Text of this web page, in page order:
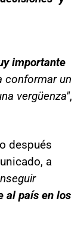
importante
conformar un
vergüenza",
después
a
al país en los